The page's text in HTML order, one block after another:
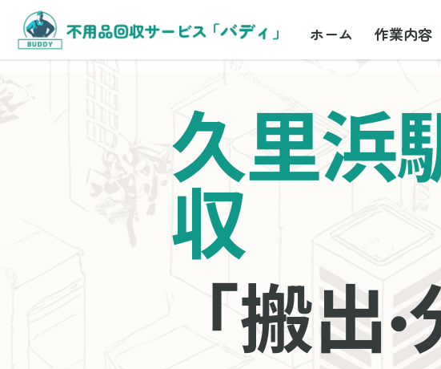
ホーム 作業内容
久里浜
収
「搬出・